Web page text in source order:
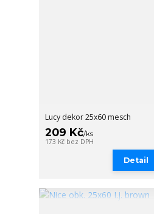
Lucy dekor 25x60 mesch
209 Kč/ks
173 Kč bez DPH
Detail